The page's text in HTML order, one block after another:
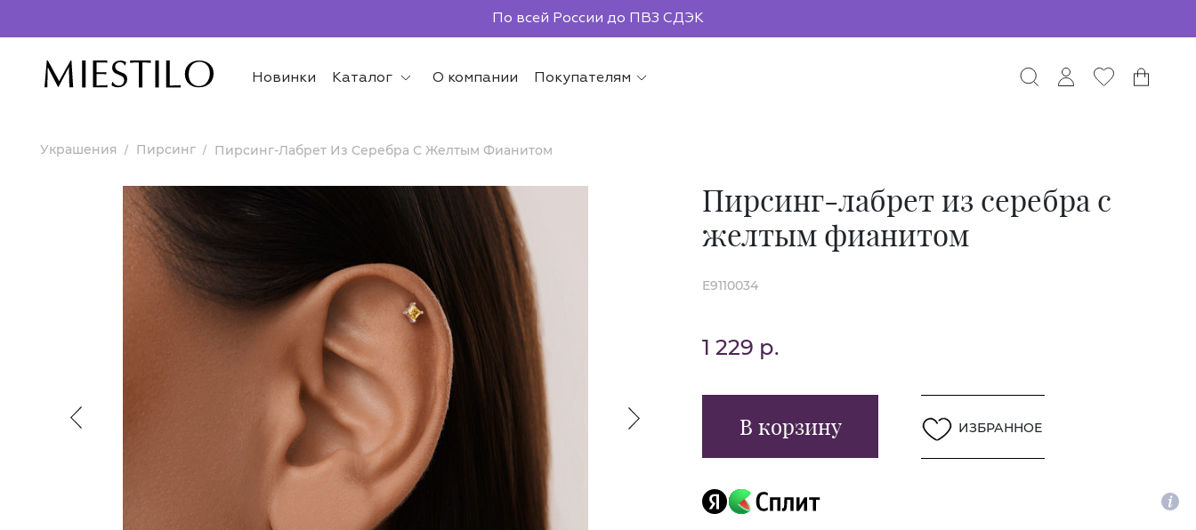
По всей России до ПВЗ СДЭК
Новинки Каталог О компании Покупателям
Украшения Пирсинг Пирсинг-Лабрет Из Серебра С Желтым Фианитом
Пирсинг-лабрет из серебра с
желтым фианитом
E9110034
1 229 р.
В корзину ИЗБРАННОЕ